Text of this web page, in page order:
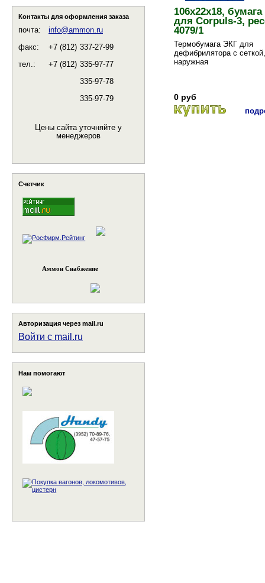
Контакты для оформления заказа
почта:
info@ammon.ru
факс:
+7 (812) 337-27-99
тел.:
+7 (812) 335-97-77
335-97-78
335-97-79
Цены сайта уточняйте у
менеджеров
Счетчик
Аммон Снабжение
Авторизация через mail.ru
Войти с mail.ru
Нам помогают
106х22х18,
для Corpuls-3,
4079/1
Термобумага ЭКГ для
дефибрилятора с сеткой,
наружная
0 руб